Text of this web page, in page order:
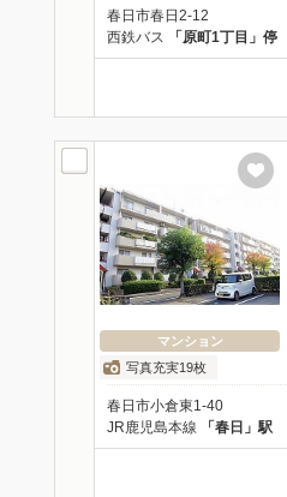
春日市春日2-12
西鉄バス 「原町1丁目」停
マンション
写真充実19枚
春日市小倉東1-40
JR鹿児島本線 「春日」駅